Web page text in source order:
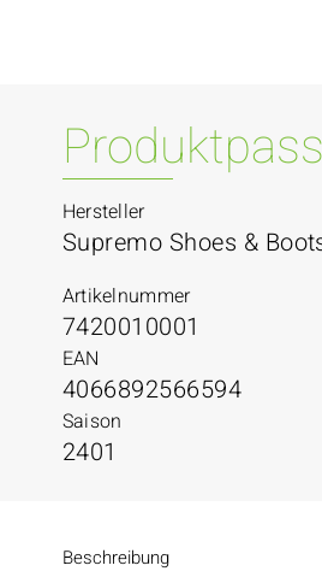
Produktpass
Hersteller
Supremo Shoes &
Artikelnummer
7420010001
EAN
4066892566594
Saison
2401
Beschreibung